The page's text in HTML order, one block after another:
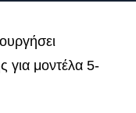
για μοντέλα 5-